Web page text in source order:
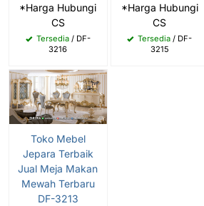
*Harga Hubungi
CS
Tersedia/ DF-
3216
*Harga Hubungi
CS
Tersedia / DF-
3215
Toko Mebel
Jepara Terbaik
Jual Meja Makan
Mewah Terbaru
DF-3213